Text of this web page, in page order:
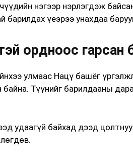
нэгээр нэрлэгдэж
барилдах үеэрээ унахдаа
ордноос гарсан
улмаас Нацү башёг
Түүнийг барилдааны
удаагүй байхад дээд